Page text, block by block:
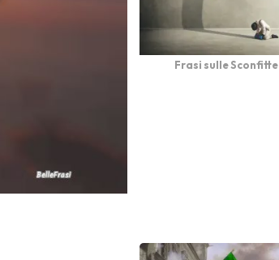
Frasi sulle Sconfitte